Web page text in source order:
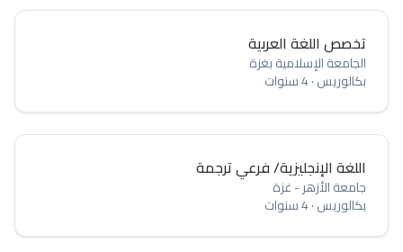
تخصص اللغة العربية
الجامعة الإسلامية بغزة
بكالوريس·4 سنوات
اللغة الإنجليزية/ فرعي ترجمة
جامعة الأزهر - غزة
بكالوريس·4 سنوات